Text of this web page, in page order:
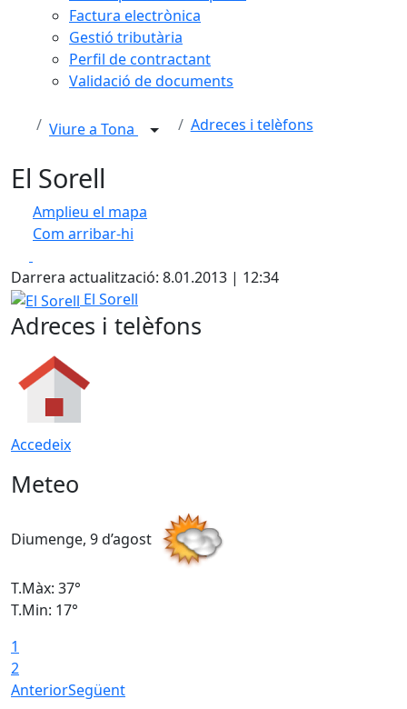
Factura electrònica
Gestió tributària
Perfil de contractant
Validació de documents
Viure a Tona Adreces i telèfons
El Sorell
Amplieu el mapa
Com arribar-hi
+
−
Darrera actualització: 8.01.2013 | 12:34
El Sorell
El Sorell
Adreces i telèfons
Accedeix
Meteo
Diumenge, 9 d’agost
T.Màx: 37°
T.Min: 17°
1
2
AnteriorSegüent